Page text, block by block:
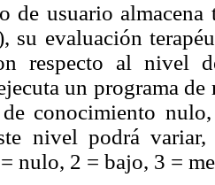
de usuario
su evaluación
respecto al nivel
un programa
conocimiento
nivel podrá
nulo, 2 = bajo, 3 =